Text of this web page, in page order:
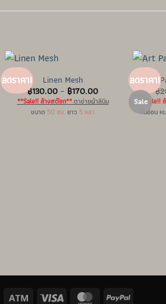
ลดราคา!
Linen Mesh
฿130.00 – ฿170.00Price
range:
฿130.00
**Sale!! ล้างสต๊อก**ตาข่ายผ้าลินิน
ขนาด 50 ซม. ยาว 5 หลา
ลดราคา!
Sale
Art
฿
**Sale!!
หินอ่อน ห
Atm Visa MasterCardPayPal